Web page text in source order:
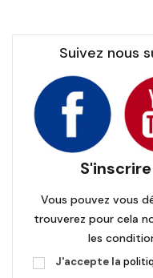
Suivez nous
Vous pouvez vous
trouverez pour cela
les
J'accepte la